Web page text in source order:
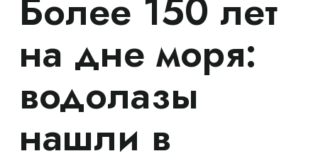
Более 150 лет
на дне моря:
водолазы
нашли в